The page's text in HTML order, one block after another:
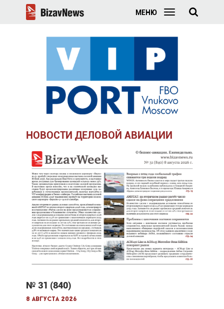
МЕНЮ
НОВОСТИ ДЕЛОВОЙ АВИАЦИИ
№ 31 (840)
8 августа 2026